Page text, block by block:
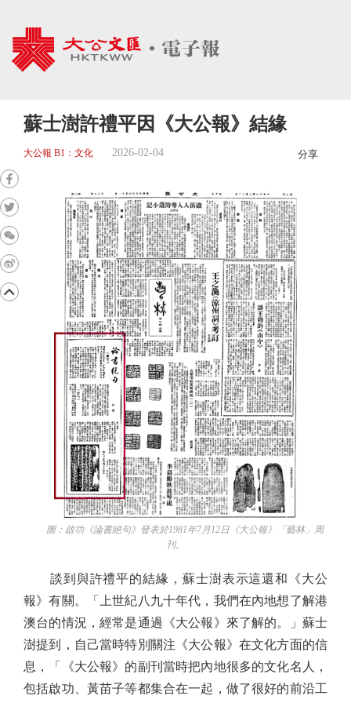
蘇士澍許禮平因《大公報》結緣
大公報 B1：文化 2026-02-04 分享
圖：啟功《論書絕句》發表於1981年7月12日《大公報》「藝林」周
刊。
談到與許禮平的結緣，蘇士澍表示這還和《大公
報》有關。「上世紀八九十年代，我們在內地想了解港
澳台的情況，經常是通過《大公報》來了解的。」蘇士
澍提到，自己當時特別關注《大公報》在文化方面的信
息，「《大公報》的副刊當時把內地很多的文化名人，
包括啟功、黃苗子等都集合在一起，做了很好的前沿工